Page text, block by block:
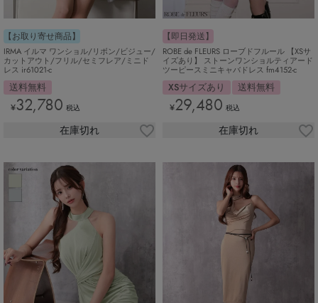
【お取り寄せ商品】
IRMA イルマ ワンショル/リボン/ビジュー/
カットアウト/フリル/セミフレア/ミニド
レス ir61021-c
送料無料
¥32,780 税込
在庫切れ
【即日発送】
ROBE de FLEURS ローブドフルール 【XSサ
イズあり】 ストーンワンショルティアード
ツーピースミニキャバドレス fm4152-c
XSサイズあり 送料無料
¥29,480 税込
在庫切れ